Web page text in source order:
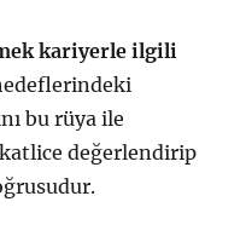
kariyerle ilgili
bu rüya ile
değerlendirip